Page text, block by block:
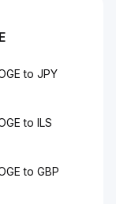
to JPY
to ILS
to GBP